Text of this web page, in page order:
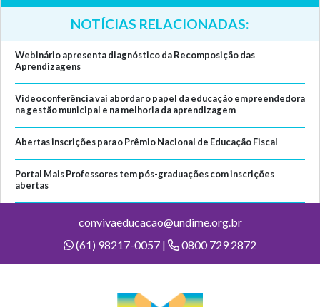
NOTÍCIAS RELACIONADAS:
Webinário apresenta diagnóstico da Recomposição das
Aprendizagens
Videoconferência vai abordar o papel da educação empreendedora
na gestão municipal e na melhoria da aprendizagem
Abertas inscrições para o Prêmio Nacional de Educação Fiscal
Portal Mais Professores tem pós-graduações com inscrições
abertas
convivaeducacao@undime.org.br
(61) 98217-0057 |
0800 729 2872